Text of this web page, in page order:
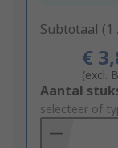
Subtotaal (1
€
(excl.
Add
to
Basket
Aantal
selecteer of